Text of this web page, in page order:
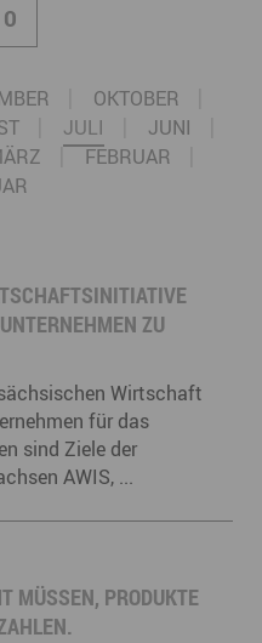
OKTOBER
JULI
JUNI
FEBRUAR
S
ZU E
Wirtschaft
für das
sind Ziele der
AWIS, ...
MÜSSEN, PRODUKTE